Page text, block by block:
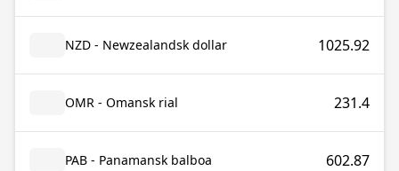
NZD - Newzealandsk dollar 1025.92
OMR - Omansk rial 231.4
PAB - Panamansk balboa 602.87